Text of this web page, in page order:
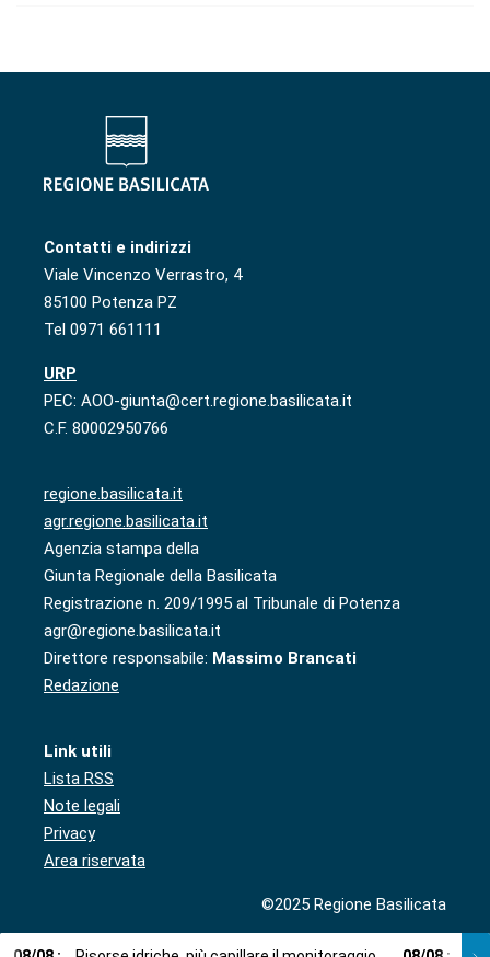
Contatti e indirizzi
Viale Vincenzo Verrastro, 4
85100 Potenza PZ
Tel 0971 661111
URP
PEC: AOO-giunta@cert.regione.basilicata.it
C.F. 80002950766
regione.basilicata.it
agr.regione.basilicata.it
Agenzia stampa della
Giunta Regionale della Basilicata
Registrazione n. 209/1995 al Tribunale di Potenza
agr@regione.basilicata.it
Direttore responsabile: Massimo Brancati
Redazione
Link utili
Lista RSS
Note legali
Privacy
Area riservata
©2025 Regione Basilicata